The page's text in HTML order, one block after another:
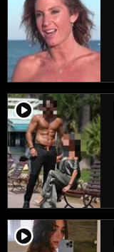
player2
player2